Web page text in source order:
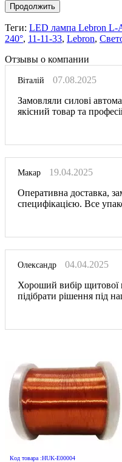
Продолжить
Теги: LED лампа Lebron L-
240°, 11-11-33, Lebron,
Отзывы о компании
Віталій
07.08.2025
Замовляли силові
якісний товар та
Макар
19.04.2025
Оперативна доставка,
специфікацією. Все
Олександр
04.04.2025
Хороший вибір щитової
підібрати рішення під
Код товара :HUK-E00004